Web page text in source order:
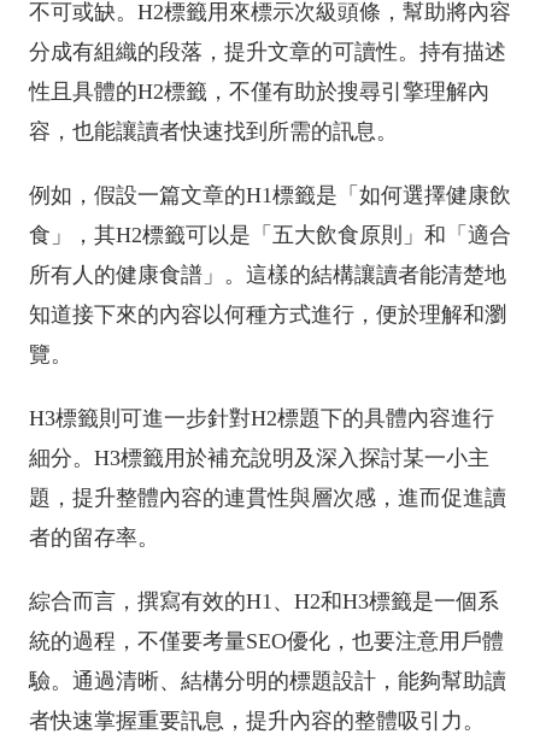
不可或缺。H2標籤用來標示次級頭條，幫助將內容
分成有組織的段落，提升文章的可讀性。持有描述
性且具體的H2標籤，不僅有助於搜尋引擎理解內
容，也能讓讀者快速找到所需的訊息。
例如，假設一篇文章的H1標籤是「如何選擇健康飲
食」，其H2標籤可以是「五大飲食原則」和「適合
所有人的健康食譜」。這樣的結構讓讀者能清楚地
知道接下來的內容以何種方式進行，便於理解和瀏
覽。
H3標籤則可進一步針對H2標題下的具體內容進行
細分。H3標籤用於補充說明及深入探討某一小主
題，提升整體內容的連貫性與層次感，進而促進讀
者的留存率。
綜合而言，撰寫有效的H1、H2和H3標籤是一個系
統的過程，不僅要考量SEO優化，也要注意用戶體
驗。通過清晰、結構分明的標題設計，能夠幫助讀
者快速掌握重要訊息，提升內容的整體吸引力。